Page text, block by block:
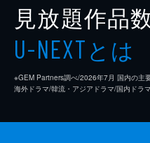
見放題作品
U-NEXTとは
※GEM Partners調べ/2026年7⽉ 国内の主
海外ドラマ/韓流・アジアドラマ/国内ドラ